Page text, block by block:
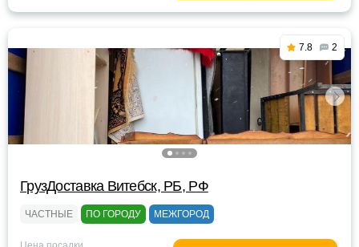
7.8 2
ГрузДоставка Витебск, РБ, РФ
ЧАСТНЫЕ ПО ГОРОДУ МЕЖГОРОД